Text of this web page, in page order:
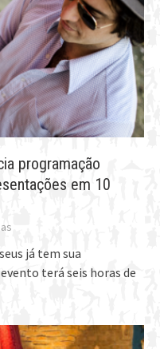
programação
em 10
já tem sua
terá seis horas de